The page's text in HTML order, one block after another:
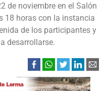
de noviembre en el Salón
18 horas con la instancia
de los participantes y
desarrollarse.